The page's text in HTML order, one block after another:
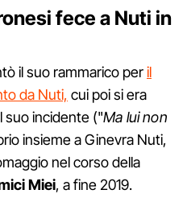
fece a Nuti in
il suo rammarico peril
da Nuti, cui poi si era
suo incidente ("Ma lui non
insieme a Ginevra Nuti,
nel corso della
Miei, a fine 2019.